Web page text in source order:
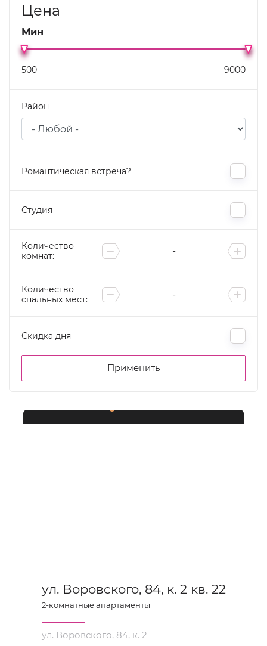
Цена
Мин
Район
Романтическая встреча?
Студия
Количество
комнат:
Количество
спальных мест:
Скидка дня
ул. Воровского, 84, к. 2 кв. 22
2-комнатные апартаменты
ул. Воровского, 84, к. 2